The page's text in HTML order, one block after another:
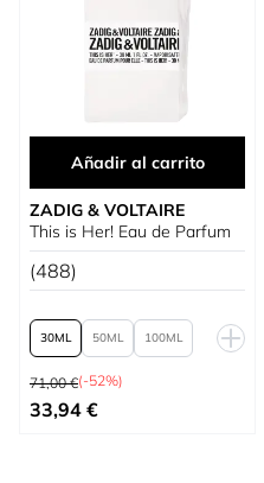
Añadir al carrito
ZADIG & VOLTAIRE
This is Her! Eau de Parfum
(488)
30 50 100
150
Precio habitual
71,00 €(-52%)
Tan bajo como
33,94 €